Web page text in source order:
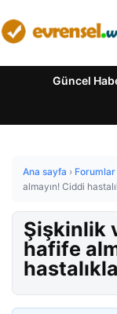
Güncel
Ana sayfa › Forumlar
almayın! Ciddi
Şişkinlik
hafife